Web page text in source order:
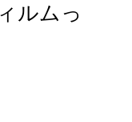
ルムっ